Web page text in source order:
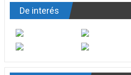
De interés